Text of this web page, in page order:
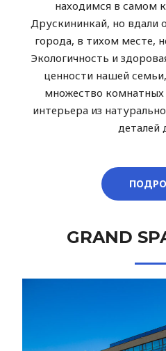
находимся в самом
Друскининкай, но вдали
города, в тихом месте,
Экологичность и
ценности нашей
множество комнатных
интерьера из
деталей
GRAND